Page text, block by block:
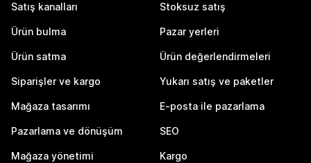
Satış kanalları
Ürün bulma
Ürün satma
Siparişler ve kargo
Mağaza tasarımı
Pazarlama ve dönüşüm
Mağaza yönetimi
Stoksuz satış
Pazar yerleri
Ürün değerlendirmeleri
Yukarı satış ve paketler
E-posta ile pazarlama
SEO
Kargo